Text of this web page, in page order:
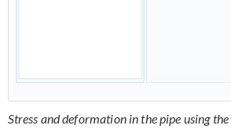
Stress and deformation in the pipe using the